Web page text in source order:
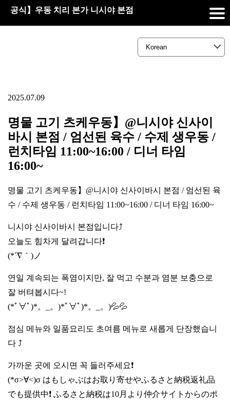
공식】우동 치리 본가 니시야 본점
2025.07.09
명물 고기 츠케우동】@니시야 신사이
바시 본점 / 엄선된 육수 / 수제 생우동 /
런치타임 11:00~16:00 / 디너 타임
16:00~
명물 고기 츠케우동】@니시야 신사이바시 본점 / 엄선된 육
수 / 수제 생우동 / 런치타임 11:00~16:00 / 디너 타임 16:00~
니시야 신사이바시 본점입니다⤴️
오늘도 힘차게 달려갑니다❗️
(*´∇｀)ノ
연일 계속되는 폭염이지만, 잘 먹고 수분과 염분 보충으로
잘 버텨봅시다~!
(*ﾟ∀ﾟ)*。_。)*ﾟ∀ﾟ)*。_。)💦💦
점심 메뉴와 일품요리도 초여름 메뉴로 새롭게 단장했습니
다 ⤴️
가까운 곳에 오시면 꼭 들러주세요❗️
(*σ>∀<)σ はもしゃぶはお取り寄せやふるさと納税返礼品
でも提供中❗️ ふるさと納税は10月より仲介サイトからのポ